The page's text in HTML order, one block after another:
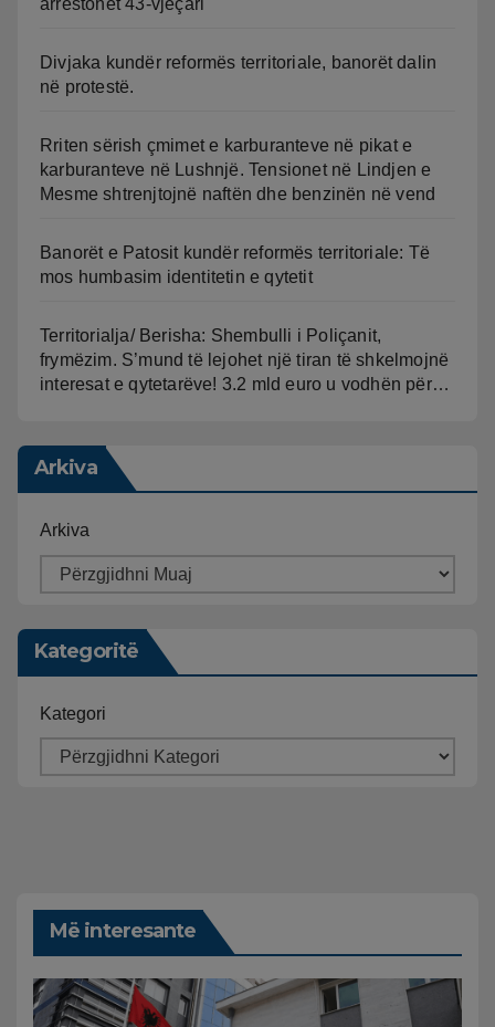
Divjaka kundër reformës territoriale, banorët dalin
në protestë.
Rriten sërish çmimet e karburanteve në pikat e
karburanteve në Lushnjë. Tensionet në Lindjen e
Mesme shtrenjtojnë naftën dhe benzinën në vend
Banorët e Patosit kundër reformës territoriale: Të
mos humbasim identitetin e qytetit
Territorialja/ Berisha: Shembulli i Poliçanit,
frymëzim. S’mund të lejohet një tiran të shkelmojnë
interesat e qytetarëve! 3.2 mld euro u vodhën për…
Arkiva
Arkiva
Kategoritë
Kategori
Më interesante